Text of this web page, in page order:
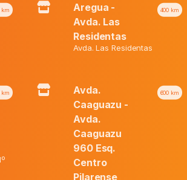
km
Aregua -
Avda. Las
Residentas
400 km
Avda. Las Residentas
km
Avda.
Caaguazu -
Avda.
Caaguazu
960 Esq.
Centro
Pilarense
600 km